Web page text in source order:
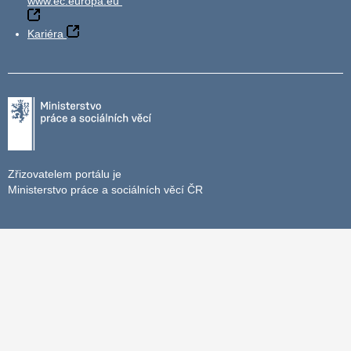
Kariéra
Zřizovatelem portálu je
Ministerstvo práce a sociálních věcí ČR